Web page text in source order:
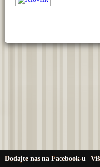
Dodajte nas na Facebook-u